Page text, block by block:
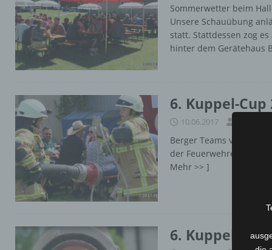
Sommerwetter beim
Unsere Schauübung
statt. Stattdessen zog
hinter dem Gerätehaus
6. Kuppel-
10.06.2017
Berger Teams
der Feuerwehren aus
Mehr >> ]
6. Kuppel-Cup